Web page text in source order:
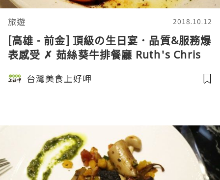
旅遊 2018.10.12
[高雄 - 前金] 頂級の生日宴．品質&服務爆
表感受 ✗ 茹絲葵牛排餐廳 Ruth's Chris
台灣美食上好呷